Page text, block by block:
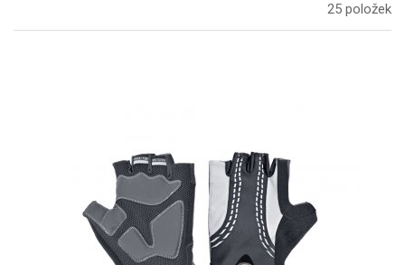
25 položek